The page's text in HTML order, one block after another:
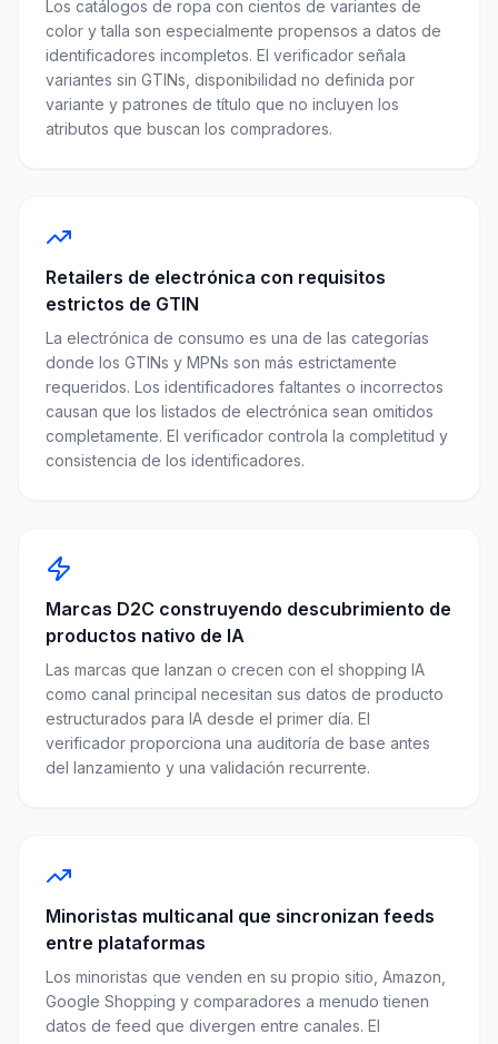
Los catálogos de ropa con cientos de variantes de
color y talla son especialmente propensos a datos de
identificadores incompletos. El verificador señala
variantes sin GTINs, disponibilidad no definida por
variante y patrones de título que no incluyen los
atributos que buscan los compradores.
Retailers de electrónica con requisitos
estrictos de GTIN
La electrónica de consumo es una de las categorías
donde los GTINs y MPNs son más estrictamente
requeridos. Los identificadores faltantes o incorrectos
causan que los listados de electrónica sean omitidos
completamente. El verificador controla la completitud y
consistencia de los identificadores.
Marcas D2C construyendo descubrimiento de
productos nativo de IA
Las marcas que lanzan o crecen con el shopping IA
como canal principal necesitan sus datos de producto
estructurados para IA desde el primer día. El
verificador proporciona una auditoría de base antes
del lanzamiento y una validación recurrente.
Minoristas multicanal que sincronizan feeds
entre plataformas
Los minoristas que venden en su propio sitio, Amazon,
Google Shopping y comparadores a menudo tienen
datos de feed que divergen entre canales. El